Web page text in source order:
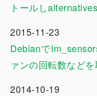
トールし
2015-11-23
Debianで
ァンの回転数など
2014-10-19